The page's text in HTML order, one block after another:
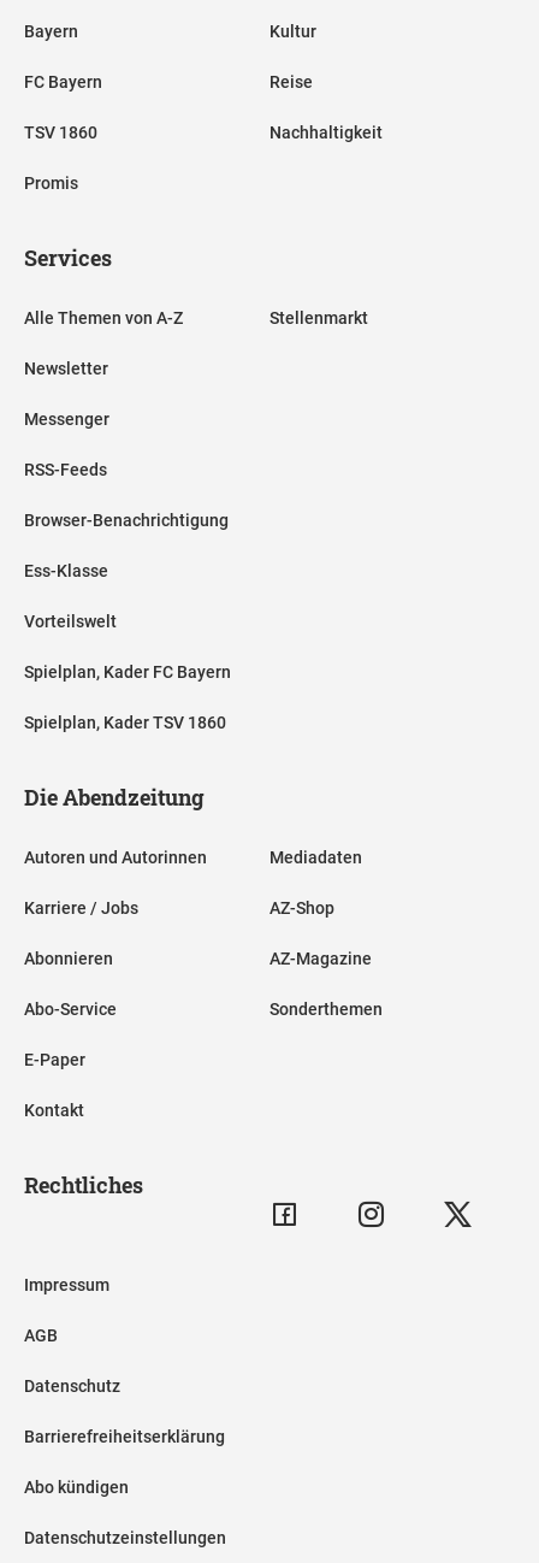
Bayern
FC Bayern
TSV 1860
Promis
Kultur
Reise
Nachhaltigkeit
Services
Alle Themen von A-Z
Newsletter
Messenger
RSS-Feeds
Browser-Benachrichtigung
Ess-Klasse
Vorteilswelt
Spielplan, Kader FC Bayern
Spielplan, Kader TSV 1860
Stellenmarkt
Die Abendzeitung
Autoren und Autorinnen
Karriere / Jobs
Abonnieren
Abo-Service
E-Paper
Kontakt
Mediadaten
AZ-Shop
AZ-Magazine
Sonderthemen
Rechtliches
Impressum
AGB
Datenschutz
Barrierefreiheitserklärung
Abo kündigen
Datenschutzeinstellungen